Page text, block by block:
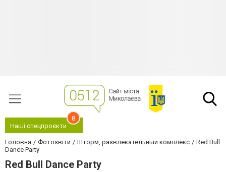
Наші спецпроєкти
8
Головна Фотозвіти Шторм, развлекательный комплекс
Red Bull
Dance Party
Red Bull Dance Party